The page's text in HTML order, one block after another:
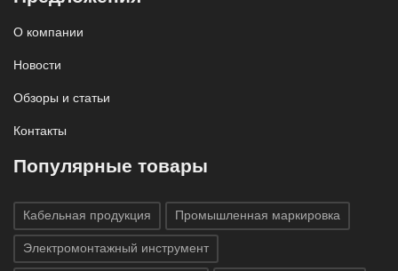
О компании
Новости
Обзоры и статьи
Контакты
Популярные товары
Кабельная продукция Промышленная маркировка
Электромонтажный инструмент